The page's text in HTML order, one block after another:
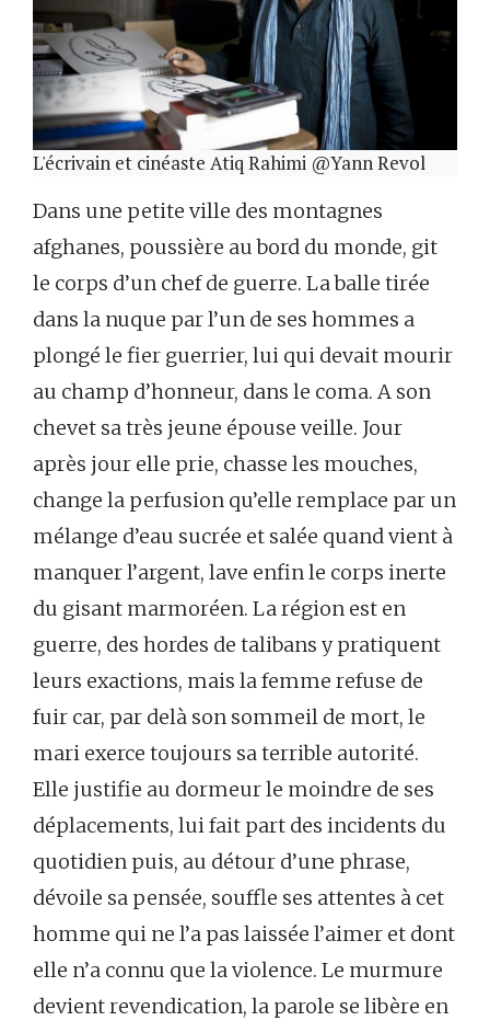
L'écrivain et cinéaste Atiq Rahimi @Yann Revol
Dans une petite ville des montagnes
afghanes, poussière au bord du monde, git
le corps d’un chef de guerre. La balle tirée
dans la nuque par l’un de ses hommes a
plongé le fier guerrier, lui qui devait mourir
au champ d’honneur, dans le coma. A son
chevet sa très jeune épouse veille. Jour
après jour elle prie, chasse les mouches,
change la perfusion qu’elle remplace par un
mélange d’eau sucrée et salée quand vient à
manquer l’argent, lave enfin le corps inerte
du gisant marmoréen. La région est en
guerre, des hordes de talibans y pratiquent
leurs exactions, mais la femme refuse de
fuir car, par delà son sommeil de mort, le
mari exerce toujours sa terrible autorité.
Elle justifie au dormeur le moindre de ses
déplacements, lui fait part des incidents du
quotidien puis, au détour d’une phrase,
dévoile sa pensée, souffle ses attentes à cet
homme qui ne l’a pas laissée l’aimer et dont
elle n’a connu que la violence. Le murmure
devient revendication, la parole se libère en